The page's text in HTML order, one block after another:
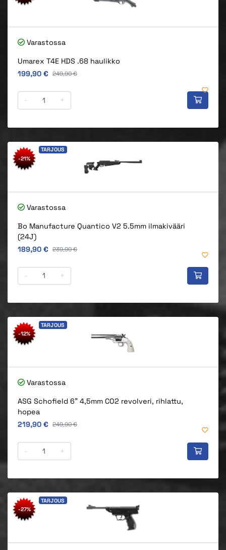
Varastossa
Umarex T4E HDS .68 haulikko
Alkuperäinen hinta
199,90 € Alkuperäinen hinta
249,90 €
- +
-21%
TARJOUS
Varastossa
Bo Manufacture Quantico V2 5.5mm ilmakivääri
(24J)
Alkuperäinen hinta
189,90 € Alkuperäinen hinta
239,90 €
- +
-12%
TARJOUS
Varastossa
ASG Schofield 6" 4,5mm CO2 revolveri, rihlattu,
hopea
Alkuperäinen hinta
219,90 € Alkuperäinen hinta
249,90 €
- +
-27%
TARJOUS